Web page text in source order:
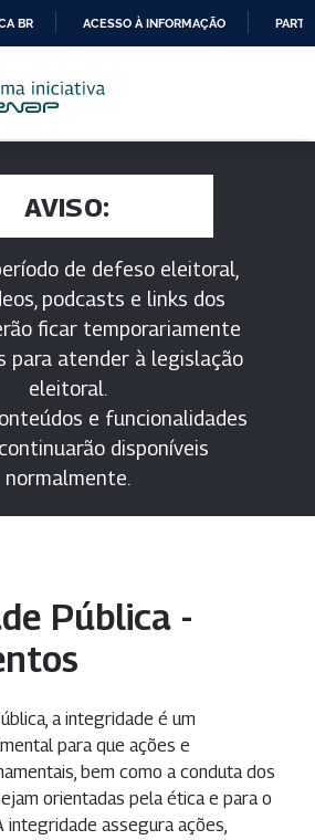
PARA
CONTEÚDO
BR ACESSO À INFORMAÇÃO
AVISO:
de defeso eleitoral,
podcasts e links dos
ficar temporariamente
para atender à legislação
eleitoral.
e funcionalidades
continuarão disponíveis
normalmente.
Pública -
a integridade é um
para que ações e
bem como a conduta dos
orientadas pela ética e para o
integridade assegura ações,